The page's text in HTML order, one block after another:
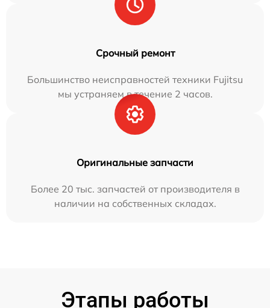
Срочный ремонт
Большинство неисправностей техники Fujitsu
мы устраняем в течение 2 часов.
Оригинальные запчасти
Более 20 тыс. запчастей от производителя в
наличии на собственных складах.
Этапы работы